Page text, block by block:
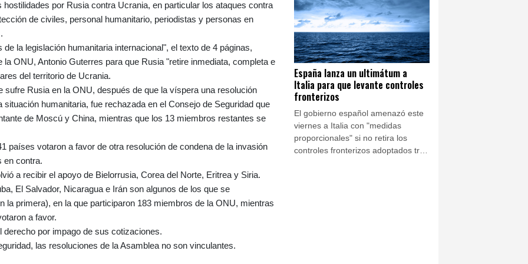
por Rusia contra Ucrania, en particular los ataques contra
de civiles, personal humanitario, periodistas y personas en
la legislación humanitaria internacional", el texto de 4 páginas,
ONU, Antonio Guterres para que Rusia "retire inmediata, completa e
del territorio de Ucrania.
Rusia en la ONU, después de que la víspera una resolución
humanitaria, fue rechazada en el Consejo de Seguridad que
de Moscú y China, mientras que los 13 miembros restantes se
países votaron a favor de otra resolución de condena de la invasión
en contra.
a recibir el apoyo de Bielorrusia, Corea del Norte, Eritrea y Siria.
El Salvador, Nicaragua e Irán son algunos de los que se
la primera), en la que participaron 183 miembros de la ONU, mientras
a favor.
derecho por impago de sus cotizaciones.
las resoluciones de la Asamblea no son vinculantes.
antisistema y la promesa de
doblegar al narco envalentonado.
España lanza un ultimátum a
Italia para que levante controles
fronterizos
El gobierno español amenazó este
viernes a Italia con "medidas
proporcionales" si no retira los
controles fronterizos adoptados tras